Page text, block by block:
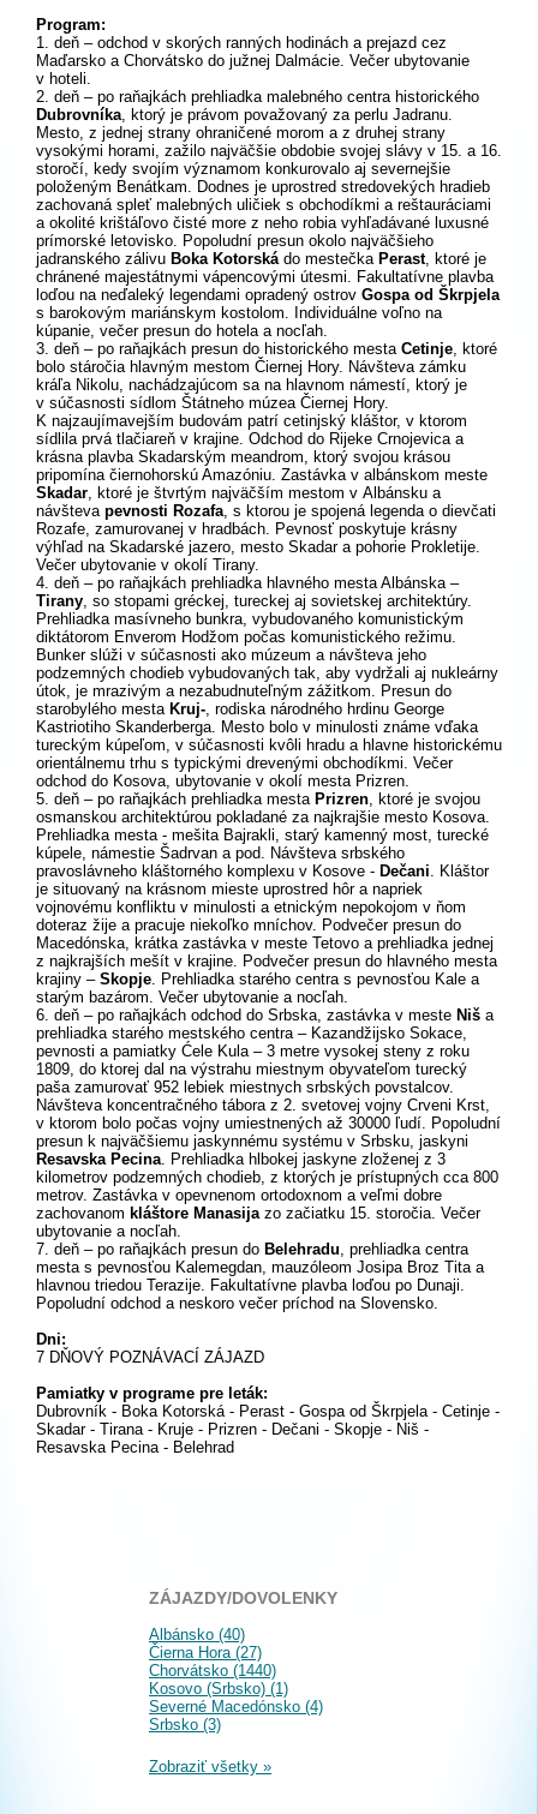
Program:
1. deň – odchod v skorých ranných hodinách a prejazd cez
Maďarsko a Chorvátsko do južnej Dalmácie. Večer ubytovanie
v hoteli.
2. deň – po raňajkách prehliadka malebného centra historického
Dubrovníka, ktorý je právom považovaný za perlu Jadranu.
Mesto, z jednej strany ohraničené morom a z druhej strany
vysokými horami, zažilo najväčšie obdobie svojej slávy v 15. a 16.
storočí, kedy svojím významom konkurovalo aj severnejšie
položeným Benátkam. Dodnes je uprostred stredovekých hradieb
zachovaná spleť malebných uličiek s obchodíkmi a reštauráciami
a okolité krištáľovo čisté more z neho robia vyhľadávané luxusné
prímorské letovisko. Popoludní presun okolo najväčšieho
jadranského zálivu Boka Kotorskádo mestečka Perast, ktoré je
chránené majestátnymi vápencovými útesmi. Fakultatívne plavba
loďou na neďaleký legendami opradený ostrov Gospa od Škrpjela
s barokovým mariánskym kostolom. Individuálne voľno na
kúpanie, večer presun do hotela a nocľah.
3. deň – po raňajkách presun do historického mesta Cetinje, ktoré
bolo stáročia hlavným mestom Čiernej Hory. Návšteva zámku
kráľa Nikolu, nachádzajúcom sa na hlavnom námestí, ktorý je
v súčasnosti sídlom Štátneho múzea Čiernej Hory.
K najzaujímavejším budovám patrí cetinjský kláštor, v ktorom
sídlila prvá tlačiareň v krajine. Odchod do Rijeke Crnojevica a
krásna plavba Skadarským meandrom, ktorý svojou krásou
pripomína čiernohorskú Amazóniu. Zastávka v albánskom meste
Skadar, ktoré je štvrtým najväčším mestom v Albánsku a
návštevapevnosti Rozafa, s ktorou je spojená legenda o dievčati
Rozafe, zamurovanej v hradbách. Pevnosť poskytuje krásny
výhľad na Skadarské jazero, mesto Skadar a pohorie Prokletije.
Večer ubytovanie v okolí Tirany.
4. deň – po raňajkách prehliadka hlavného mesta Albánska –
Tirany, so stopami gréckej, tureckej aj sovietskej architektúry.
Prehliadka masívneho bunkra, vybudovaného komunistickým
diktátorom Enverom Hodžom počas komunistického režimu.
Bunker slúži v súčasnosti ako múzeum a návšteva jeho
podzemných chodieb vybudovaných tak, aby vydržali aj nukleárny
útok, je mrazivým a nezabudnuteľným zážitkom. Presun do
starobylého mesta Kruj-, rodiska národného hrdinu George
Kastriotiho Skanderberga. Mesto bolo v minulosti známe vďaka
tureckým kúpeľom, v súčasnosti kvôli hradu a hlavne historickému
orientálnemu trhu s typickými drevenými obchodíkmi. Večer
odchod do Kosova, ubytovanie v okolí mesta Prizren.
5. deň – po raňajkách prehliadka mesta Prizren, ktoré je svojou
osmanskou architektúrou pokladané za najkrajšie mesto Kosova.
Prehliadka mesta - mešita Bajrakli, starý kamenný most, turecké
kúpele, námestie Šadrvan a pod. Návšteva srbského
pravoslávneho kláštorného komplexu v Kosove - Dečani. Kláštor
je situovaný na krásnom mieste uprostred hôr a napriek
vojnovému konfliktu v minulosti a etnickým nepokojom v ňom
doteraz žije a pracuje niekoľko mníchov. Podvečer presun do
Macedónska, krátka zastávka v meste Tetovo a prehliadka jednej
z najkrajších mešít v krajine. Podvečer presun do hlavného mesta
krajiny – Skopje. Prehliadka starého centra s pevnosťou Kale a
starým bazárom. Večer ubytovanie a nocľah.
6. deň – po raňajkách odchod do Srbska, zastávka v meste Niš a
prehliadka starého mestského centra – Kazandžijsko Sokace,
pevnosti a pamiatky Ćele Kula – 3 metre vysokej steny z roku
1809, do ktorej dal na výstrahu miestnym obyvateľom turecký
paša zamurovať 952 lebiek miestnych srbských povstalcov.
Návšteva koncentračného tábora z 2. svetovej vojny Crveni Krst,
v ktorom bolo počas vojny umiestnených až 30000 ľudí. Popoludní
presun k najväčšiemu jaskynnému systému v Srbsku, jaskyni
Resavska Pecina. Prehliadka hlbokej jaskyne zloženej z 3
kilometrov podzemných chodieb, z ktorých je prístupných cca 800
metrov. Zastávka v opevnenom ortodoxnom a veľmi dobre
zachovanom kláštore Manasijazo začiatku 15. storočia. Večer
ubytovanie a nocľah.
7. deň – po raňajkách presun do Belehradu, prehliadka centra
mesta s pevnosťou Kalemegdan, mauzóleom Josipa Broz Tita a
hlavnou triedou Terazije. Fakultatívne plavba loďou po Dunaji.
Popoludní odchod a neskoro večer príchod na Slovensko.
Dni:
7 DŇOVÝ POZNÁVACÍ ZÁJAZD
Pamiatky v programe pre leták:
Dubrovník - Boka Kotorská - Perast - Gospa od Škrpjela - Cetinje -
Skadar - Tirana - Kruje - Prizren - Dečani - Skopje - Niš -
Resavska Pecina - Belehrad
ZÁJAZDY/DOVOLENKY
Albánsko (40)
Čierna Hora (27)
Chorvátsko (1440)
Kosovo (Srbsko) (1)
Severné Macedónsko (4)
Srbsko (3)
Zobraziť všetky »